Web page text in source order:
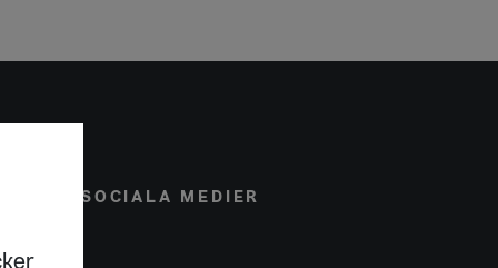
SOCIALA MEDIER